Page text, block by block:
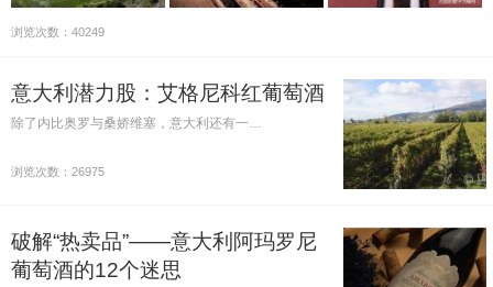
浏览次数：40249
意大利潜力股：艾格尼科红葡萄酒
除了内比奥罗与桑娇维塞，意大利还有一…
浏览次数：26975
破解“热卖品”——意大利阿玛罗尼
葡萄酒的12个迷思